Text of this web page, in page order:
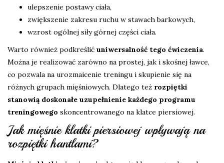
ulepszenie postawy ciała,
zwiększenie zakresu ruchu w stawach barkowych,
wzrost ogólnej siły górnej części ciała.
Warto również podkreślić uniwersalność tego ćwiczenia.
Można je realizować zarówno na prostej, jak i skośnej ławce,
co pozwala na urozmaicenie treningu i skupienie się na
różnych grupach mięśniowych. Dlatego też rozpiętki
stanowią doskonałe uzupełnienie każdego programu
treningowego skoncentrowanego na klatce piersiowej.
Jak mięśnie klatki piersiowej wpływają na
rozpiętki hantlami?